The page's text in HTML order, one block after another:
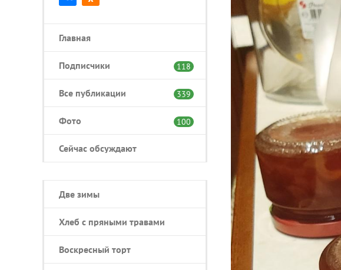
Главная
Подписчики 118
Все публикации 339
Фото 100
Сейчас обсуждают
Две зимы
Хлеб с пряными травами
Воскресный торт